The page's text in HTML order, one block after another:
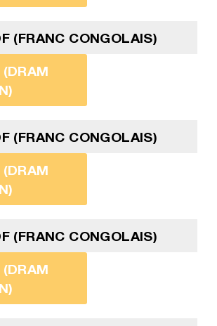
(FRANC CONGOLAIS)
(FRANC CONGOLAIS)
(FRANC CONGOLAIS)